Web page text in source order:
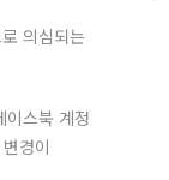
의심되는
스북 계정
경이